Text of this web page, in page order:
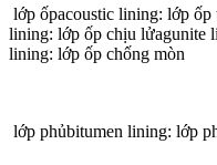
lớp ốpacoustic lining: lớp
lining: lớp ốp chịu lửagunite
lining: lớp ốp chống mòn
lớp phủbitumen lining: lớp